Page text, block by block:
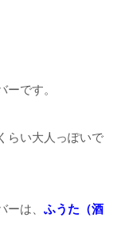
です。
らい大人っぽいで
は、 ふうた（酒